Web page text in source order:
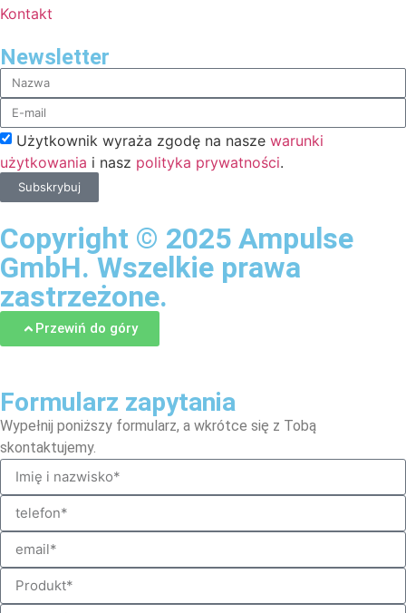
Kontakt
Newsletter
Użytkownik wyraża zgodę na nasze warunki
użytkowania i nasz polityka prywatności.
Subskrybuj
Copyright © 2025 Ampulse
GmbH. Wszelkie prawa
zastrzeżone.
Przewiń do góry
Formularz zapytania
Wypełnij poniższy formularz, a wkrótce się z Tobą
skontaktujemy.